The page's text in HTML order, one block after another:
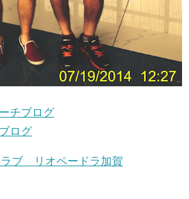
チブログ
ログ
ラブ リオペードラ加賀